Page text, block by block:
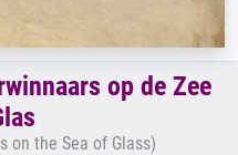
op de Zee
on the Sea of Glass)